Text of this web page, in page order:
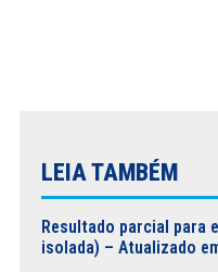
LEIA TAMBÉM
Resultado parcial para
isolada) – Atualizado